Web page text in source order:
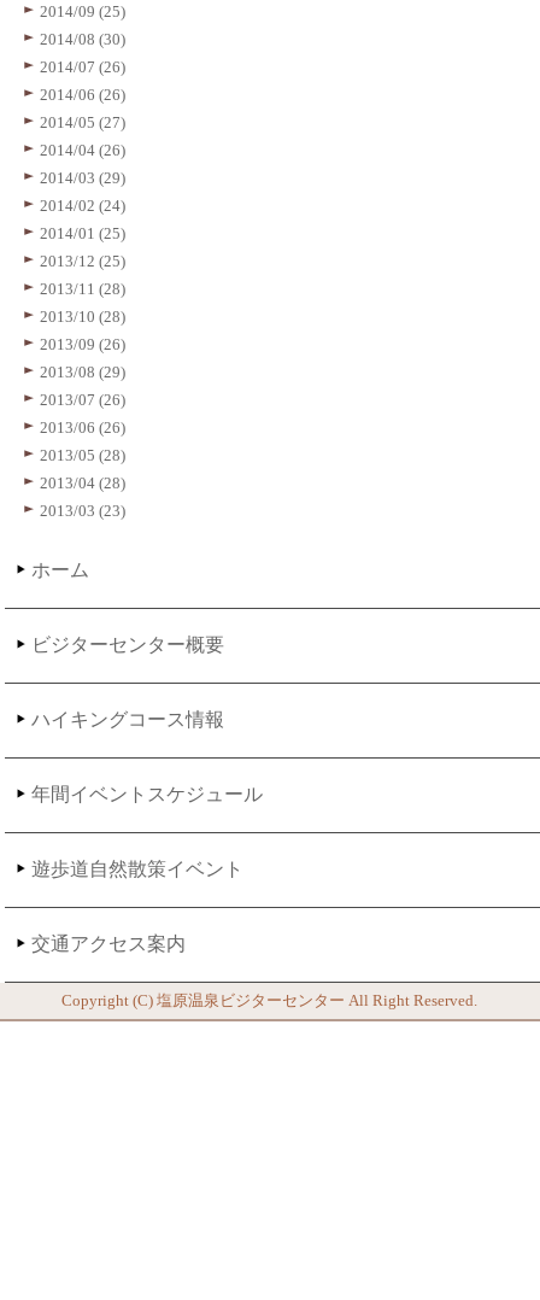
2014/09 (25)
2014/08 (30)
2014/07 (26)
2014/06 (26)
2014/05 (27)
2014/04 (26)
2014/03 (29)
2014/02 (24)
2014/01 (25)
2013/12 (25)
2013/11 (28)
2013/10 (28)
2013/09 (26)
2013/08 (29)
2013/07 (26)
2013/06 (26)
2013/05 (28)
2013/04 (28)
2013/03 (23)
ホーム
ビジターセンター概要
ハイキングコース情報
年間イベントスケジュール
遊歩道自然散策イベント
交通アクセス案内
Copyright (C)塩原温泉ビジターセンター All Right Reserved.